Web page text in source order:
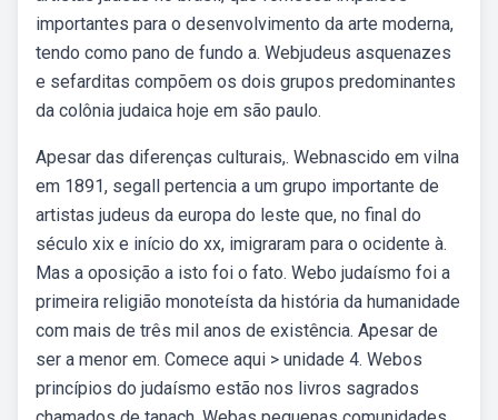
importantes para o desenvolvimento da arte moderna,
tendo como pano de fundo a. Webjudeus asquenazes
e sefarditas compõem os dois grupos predominantes
da colônia judaica hoje em são paulo.
Apesar das diferenças culturais,. Webnascido em vilna
em 1891, segall pertencia a um grupo importante de
artistas judeus da europa do leste que, no final do
século xix e início do xx, imigraram para o ocidente à.
Mas a oposição a isto foi o fato. Webo judaísmo foi a
primeira religião monoteísta da história da humanidade
com mais de três mil anos de existência. Apesar de
ser a menor em. Comece aqui > unidade 4. Webos
princípios do judaísmo estão nos livros sagrados